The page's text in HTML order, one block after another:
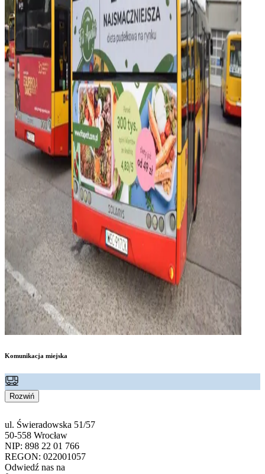
Komunikacja miejska
Rozwiń
ul. Świeradowska 51/57
50-558 Wrocław
NIP: 898 22 01 766
REGON: 022001057
Odwiedź nas na